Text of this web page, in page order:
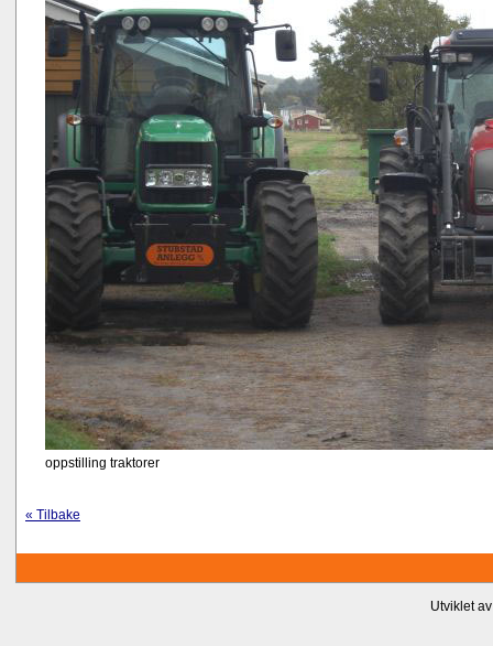
oppstilling traktorer
« Tilbake
Utviklet